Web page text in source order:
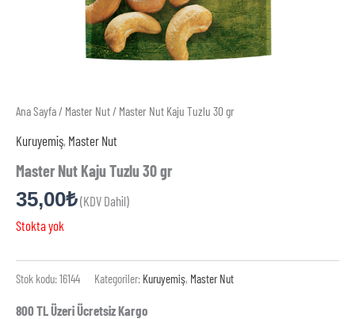
Ana Sayfa / Master Nut / Master Nut Kaju Tuzlu 30 gr
Kuruyemiş, Master Nut
Master Nut Kaju Tuzlu 30 gr
35,00₺(KDV Dahil)
Stokta yok
Stok kodu:16144 Kategoriler: Kuruyemiş, Master Nut
800 TL Üzeri Ücretsiz Kargo